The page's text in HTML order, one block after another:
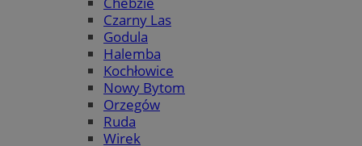
Czarny Las
Godula
Halemba
Kochłowice
Nowy Bytom
Orzegów
Ruda
Wirek